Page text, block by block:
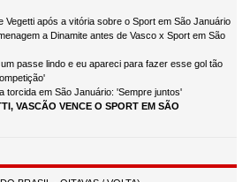
Vegetti após a vitória sobre o Sport em São Januário
a Dinamite antes de Vasco x Sport em São
passe lindo e eu apareci para fazer esse gol tão
torcida em São Januário: 'Sempre juntos'
VASCÃO VENCE O SPORT EM SÃO